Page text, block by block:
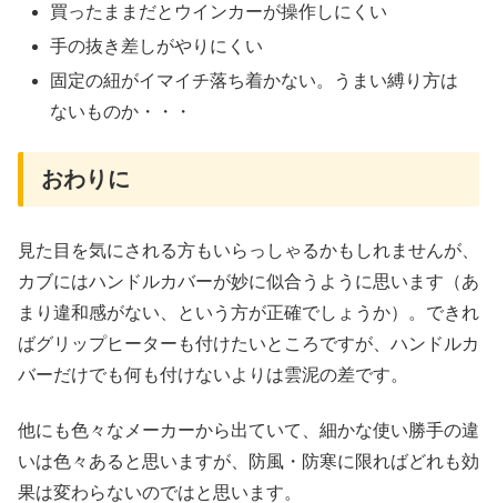
買ったままだとウインカーが操作しにくい
手の抜き差しがやりにくい
固定の紐がイマイチ落ち着かない。うまい縛り方は
ないものか・・・
おわりに
見た目を気にされる方もいらっしゃるかもしれませんが、
カブにはハンドルカバーが妙に似合うように思います（あ
まり違和感がない、という方が正確でしょうか）。できれ
ばグリップヒーターも付けたいところですが、ハンドルカ
バーだけでも何も付けないよりは雲泥の差です。
他にも色々なメーカーから出ていて、細かな使い勝手の違
いは色々あると思いますが、防風・防寒に限ればどれも効
果は変わらないのではと思います。